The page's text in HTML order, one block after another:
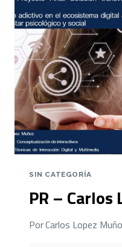
ARDUINO
AL
ENTORNO
DE
ARDUINO)
CARLOS
LÓPEZ
MUÑOZ
SIN CATEGORÍA
PR – Carlos
PorCarlos Lopez